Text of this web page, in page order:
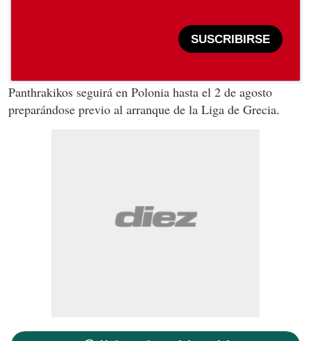
SUSCRIBIRSE
Panthrakikos seguirá en Polonia hasta el 2 de agosto
preparándose previo al arranque de la Liga de Grecia.